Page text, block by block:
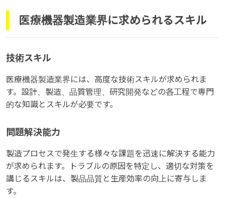
医療機器製造業界に求められるスキル
技術スキル
医療機器製造業界には、高度な技術スキルが求められま
す。設計、製造、品質管理、研究開発などの各工程で専門
的な知識とスキルが必要です。
問題解決能力
製造プロセスで発生する様々な課題を迅速に解決する能力
が求められます。トラブルの原因を特定し、適切な対策を
講じるスキルは、製品品質と生産効率の向上に寄与しま
す。